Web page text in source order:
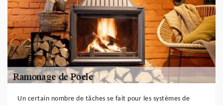
Un certain nombre de tâches se fait pour les systèmes de